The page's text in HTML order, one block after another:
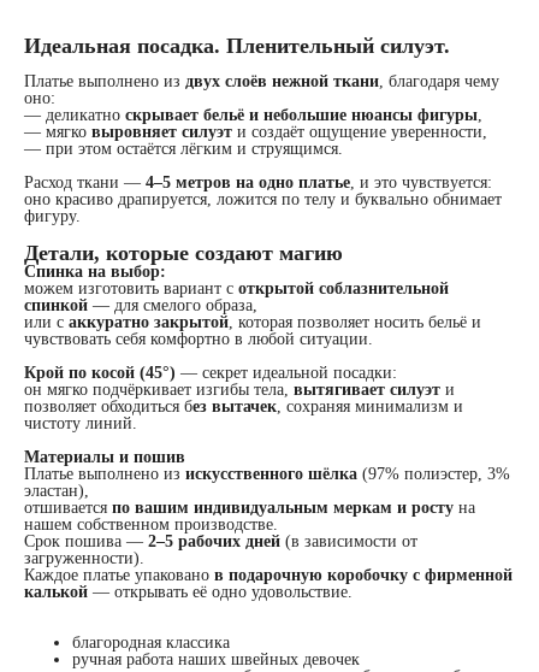
Идеальная посадка. Пленительный силуэт.
Платье выполнено из двух слоёв нежной ткани, благодаря чему
оно:
— деликатно скрывает бельё и небольшие нюансы фигуры,
— мягко выровняет силуэт и создаёт ощущение уверенности,
— при этом остаётся лёгким и струящимся.
Расход ткани — 4–5 метров на одно платье, и это чувствуется:
оно красиво драпируется, ложится по телу и буквально обнимает
фигуру.
Детали, которые создают магию
Спинка на выбор:
можем изготовить вариант с открытой соблазнительной
спинкой — для смелого образа,
или с аккуратно закрытой, которая позволяет носить бельё и
чувствовать себя комфортно в любой ситуации.
Крой по косой (45°) — секрет идеальной посадки:
он мягко подчёркивает изгибы тела, вытягивает силуэт и
позволяет обходиться без вытачек, сохраняя минимализм и
чистоту линий.
Материалы и пошив
Платье выполнено из искусственного шёлка (97% полиэстер, 3%
эластан),
отшивается по вашим индивидуальным меркам и росту на
нашем собственном производстве.
Срок пошива — 2–5 рабочих дней (в зависимости от
загруженности).
Каждое платье упаковано в подарочную коробочку с фирменной
калькой — открывать её одно удовольствие.
благородная классика
ручная работа наших швейных девочек